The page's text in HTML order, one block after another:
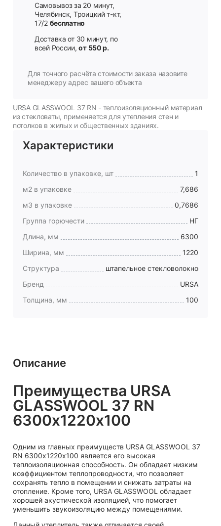
Самовывоз за 20 минут,
Челябинск, Троицкий т-кт,
17/2 бесплатно
Доставка от 30 минут, по
всей России,от 550 р.
Для точного расчёта стоимости заказа назовите
менеджеру адрес вашего объекта
URSA GLASSWOOL 37 RN - теплоизоляционный материал
из стекловаты, применяется для утепления стен и
потолков в жилых и общественных зданиях.
Характеристики
Количество в упаковке, шт
1
м2 в упаковке
7,686
м3 в упаковке
0,7686
Группа горючести
НГ
Длина, мм
6300
Ширина, мм
1220
Структура
штапельное стекловолокно
Бренд
URSA
Толщина, мм
100
Описание
Преимущества URSA
GLASSWOOL 37 RN
6300х1220х100
Одним из главных преимуществ URSA GLASSWOOL 37
RN 6300х1220х100 является его высокая
теплоизоляционная способность. Он обладает низким
коэффициентом теплопроводности, что позволяет
сохранять тепло в помещении и снижать затраты на
отопление. Кроме того, URSA GLASSWOOL обладает
хорошей акустической изоляцией, что помогает
уменьшить звукоизоляцию между помещениями.